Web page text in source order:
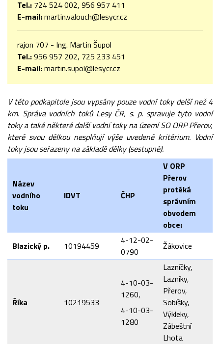
Tel.: 724 524 002, 956 957 411
E-mail:martin.valouch@lesycr.cz
rajon 707 - Ing. Martin Šupol
Tel.:956 957 202, 725 233 451
E-mail:martin.supol@lesycr.cz
V této podkapitole jsou vypsány pouze vodní toky delší než 4
km. Správa vodních toků Lesy ČR, s. p. spravuje tyto vodní
toky a také některé další vodní toky na území SO ORP Přerov,
které svou délkou nesplňují výše uvedené kritérium. Vodní
toky jsou seřazeny na základě délky (sestupně).
Název
vodního
toku
IDVT ČHP
V ORP
Přerov
protéká
správním
obvodem
obce:
Blazický p.
10194459
4-12-02-
0790
Žákovice
Říka 10219533
4-10-03-
1260,
4-10-03-
1280
Lazníčky,
Lazníky,
Přerov,
Sobíšky,
Výkleky,
Zábeštní
Lhota